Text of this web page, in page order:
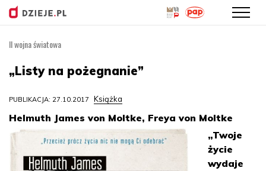
treści
II wojna światowa
„Listy na pożegnanie”
PUBLIKACJA: 27.10.2017 Książka
Helmuth James von Moltke, Freya von Moltke
„Twoje
życie
wydaje